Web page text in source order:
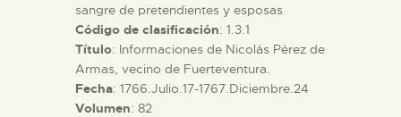
█
EL MUSEO
sangre de pretendientes y esposas
Código de clasificación: 1.3.1
Título: Informaciones de Nicolás Pérez de
Armas, vecino de Fuerteventura.
Fecha: 1766.Julio.17-1767.Diciembre.24
Volumen: 82